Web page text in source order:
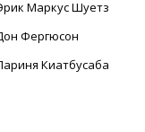
Маркус Шуетз
Фергюсон
Киатбусаба